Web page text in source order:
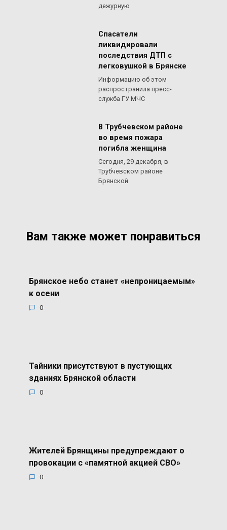
дежурную
Спасатели
ликвидировали
последствия ДТП с
легковушкой в Брянске
Информацию об этом
распространила пресс-
служба ГУ МЧС
В Трубчевском районе
во время пожара
погибла женщина
Сегодня, 29 декабря, в
Трубчевском районе
Брянской
Вам также может понравиться
Брянское небо станет «непроницаемым»
к осени
0
Тайники присутствуют в пустующих
зданиях Брянской области
0
Жителей Брянщины предупреждают о
провокации с «памятной акцией СВО»
0